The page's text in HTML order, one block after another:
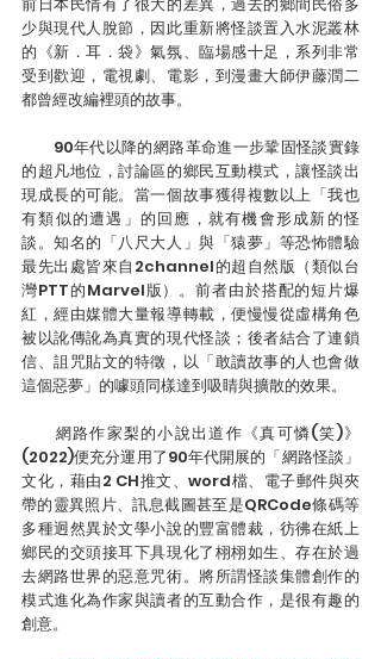
少與現代人脫節，因此重新將怪談置入水泥叢林
的《新．耳．袋》氣氛、臨場感十足，系列非常
受到歡迎，電視劇、電影，到漫畫大師伊藤潤二
都曾經改編裡頭的故事。
90年代以降的網路革命進一步鞏固怪談實錄
的超凡地位，討論區的鄉民互動模式，讓怪談出
現成長的可能。當一個故事獲得複數以上「我也
有類似的遭遇」的回應，就有機會形成新的怪
談。知名的「八尺大人」與「猿夢」等恐怖體驗
最先出處皆來自2channel的超自然版（類似台
灣PTT的Marvel版）。前者由於搭配的短片爆
紅，經由媒體大量報導轉載，便慢慢從虛構角色
被以訛傳訛為真實的現代怪談；後者結合了連鎖
信、詛咒貼文的特徵，以「敢讀故事的人也會做
這個惡夢」的噱頭同樣達到吸睛與擴散的效果。
網路作家梨的小說出道作《真可憐(笑)》
(2022)便充分運用了90年代開展的「網路怪談」
文化，藉由2 CH推文、word檔、電子郵件與夾
帶的靈異照片、訊息截圖甚至是QRCode條碼等
多種迥然異於文學小說的豐富體裁，彷彿在紙上
鄉民的交頭接耳下具現化了栩栩如生、存在於過
去網路世界的惡意咒術。將所謂怪談集體創作的
模式進化為作家與讀者的互動合作，是很有趣的
創意。